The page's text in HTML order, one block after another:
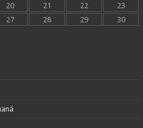
20 21 22
23
27 28 29
30